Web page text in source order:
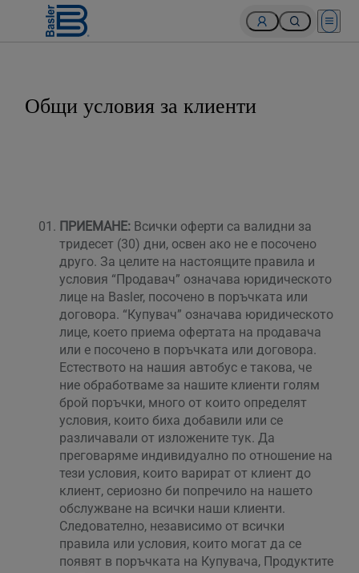
Open
Общи условия за клиенти
ПРИЕМАНЕ:Всички оферти са валидни за
тридесет (30) дни, освен ако не е посочено
друго. За целите на настоящите правила и
условия “Продавач” означава юридическото
лице на Basler, посочено в поръчката или
договора. “Купувач” означава юридическото
лице, което приема офертата на продавача
или е посочено в поръчката или договора.
Естеството на нашия автобус е такова, че
ние обработваме за нашите клиенти голям
брой поръчки, много от които определят
условия, които биха добавили или се
различавали от изложените тук. Да
преговаряме индивидуално по отношение на
тези условия, които варират от клиент до
клиент, сериозно би попречило на нашето
обслужване на всички наши клиенти.
Следователно, независимо от всички
правила или условия, които могат да се
появят в поръчката на Купувача, Продуктите